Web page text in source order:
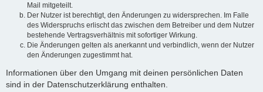
Mail mitgeteilt.
Der Nutzer ist berechtigt, den Änderungen zu widersprechen. Im Falle
des Widerspruchs erlischt das zwischen dem Betreiber und dem Nutzer
bestehende Vertragsverhältnis mit sofortiger Wirkung.
Die Änderungen gelten als anerkannt und verbindlich, wenn der Nutzer
den Änderungen zugestimmt hat.
Informationen über den Umgang mit deinen persönlichen Daten
sind in der Datenschutzerklärung enthalten.